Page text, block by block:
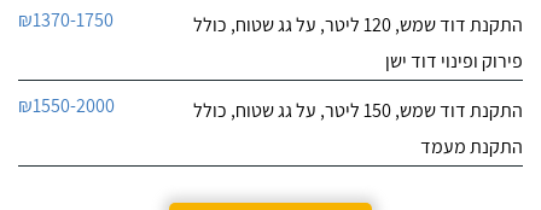
התקנת דוד שמש, 120 ליטר, על גג שטוח, כולל
פירוק ופינוי דוד ישן
₪1370-1750
התקנת דוד שמש, 150 ליטר, על גג שטוח, כולל
התקנת מעמד
₪1550-2000